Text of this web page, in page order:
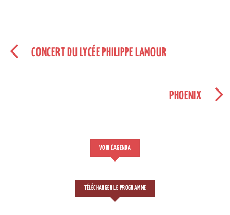
CONCERT DU LYCÉE PHILIPPE LAMOUR
PHOENIX
VOIR L'AGENDA
TÉLÉCHARGER LE PROGRAMME